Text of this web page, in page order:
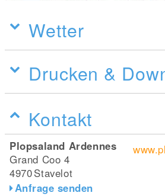
Wetter
Drucken &
Kontakt
Plopsaland Ardennes
Grand Coo 4
4970Stavelot
Anfrage senden